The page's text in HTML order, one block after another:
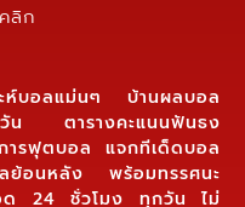
ลิก
บอลแม่นๆ บ้านผลบอล
วัน ตารางคะแนนฟันธง
ารฟุตบอล แจกทีเด็ดบอล
อนหลัง พร้อมทรรศนะ
ด 24 ชั่วโมง ทุกวัน ไม่